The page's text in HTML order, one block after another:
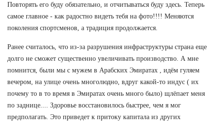
Повторять его буду обязательно, и отчитываться буду здесь. Теперь
самое главное - как радостно видеть тебя на фото!!!! Меняются
поколения спортсменов, а традиция продолжается.
Ранее считалось, что из-за разрушения инфраструктуры страна еще
долго не сможет существенно увеличивать производство. А мне
помнится, были мы с мужем в Арабских Эмиратах , идём гуляем
вечером, на улице очень многолюдно, вдруг какой-то индус ( их
почему то в то время в Эмиратах очень много было) щлёпает меня
по заднице.... Здоровье восстановилось быстрее, чем я мог
предполагать. Это приведет к притоку капитала из других